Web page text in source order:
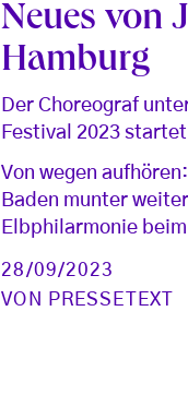
Neues von
Hamburg
Der Choreograf
Festival 2023
Von wegen
Baden munter
Elbphilarmonie
28/09/2023
VON
PRESSETEXT